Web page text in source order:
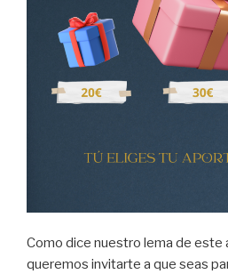
Como dice nuestro lema de este
queremos invitarte a que seas